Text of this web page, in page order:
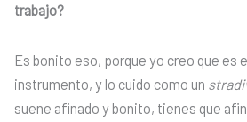
trabajo?
Es bonito eso, porque yo creo que es
instrumento, y lo cuido como un
suene afinado y bonito, tienes que